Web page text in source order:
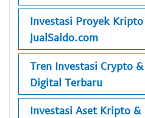
Investasi Proyek
JualSaldo.com
Tren Investasi Crypto
Digital Terbaru
Investasi Aset Kripto